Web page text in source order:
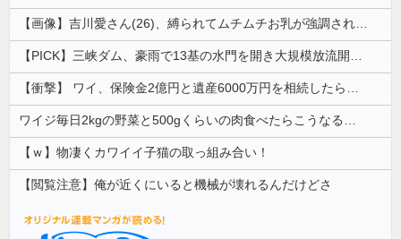
【画像】吉川愛さん(26)、縛られてムチムチお乳が強調されてしまう
【PICK】三峡ダム、豪雨で13基の水門を開き大規模放流開始か 下流の工場地帯に洪水流入で崩壊はじまる
【衝撃】 ワイ、保険金2億円と遺産6000万円を相続したら「こう」なった・・・
ワイジ毎日2kgの野菜と500gくらいの肉食べたらこうなるｗｗｗ
【ｗ】物凄くカワイイ子猫の取っ組み合い！
【閲覧注意】俺が近くにいると機械が壊れるんだけどさ